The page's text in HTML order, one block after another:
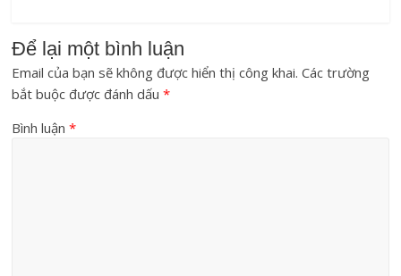
Để lại một bình luận
Email của bạn sẽ không được hiển thị công khai. Các trường
bắt buộc được đánh dấu*
Bình luận*